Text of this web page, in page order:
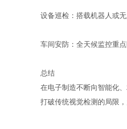
设备巡检：搭载机器人或
车间安防：全天候监控重
总结
在电子制造不断向智能化
打破传统视觉检测的局限